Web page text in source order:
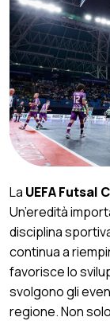
La UEFA Futsal
Un’eredità
disciplina
continua a
favorisce lo
svolgono gli
regione. Non